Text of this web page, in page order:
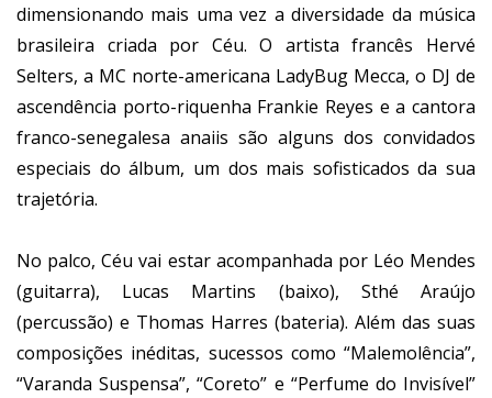
dimensionando mais uma vez a diversidade da música
brasileira criada por Céu. O artista francês Hervé
Selters, a MC norte-americana LadyBug Mecca, o DJ de
ascendência porto-riquenha Frankie Reyes e a cantora
franco-senegalesa anaiis são alguns dos convidados
especiais do álbum, um dos mais sofisticados da sua
trajetória.
No palco, Céu vai estar acompanhada por Léo Mendes
(guitarra), Lucas Martins (baixo), Sthé Araújo
(percussão) e Thomas Harres (bateria). Além das suas
composições inéditas, sucessos como “Malemolência”,
“Varanda Suspensa”, “Coreto” e “Perfume do Invisível”